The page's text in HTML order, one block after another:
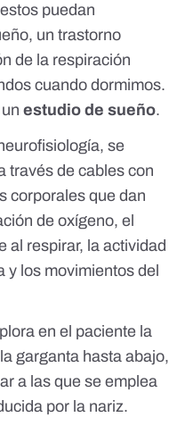
puedan
, un trastorno
de la respiración
cuando dormimos.
estudio de sueño.
se
través de cables con
corporales que dan
de oxígeno, el
al respirar, la actividad
los movimientos del
en el paciente la
garganta hasta abajo,
a las que se emplea
por la nariz.